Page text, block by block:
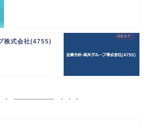
株式会社(4755)